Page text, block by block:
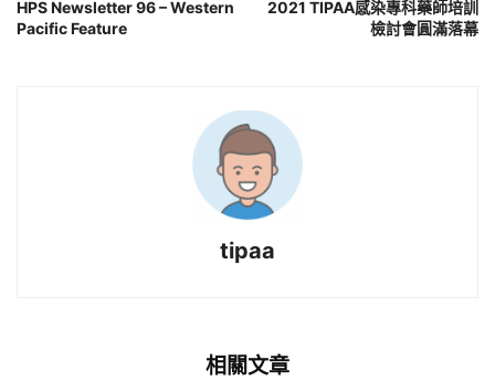
HPS Newsletter 96 – Western
Pacific Feature
2021 TIPAA感染專科藥師培訓
檢討會圓滿落幕
tipaa
相關文章